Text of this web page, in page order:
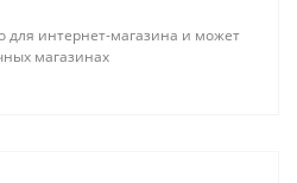
для интернет-магазина и может
магазинах